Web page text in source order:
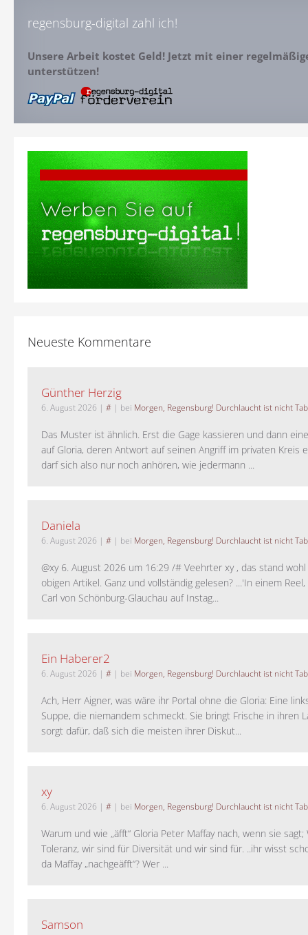
regensburg-digital zahl ich!
Unsere Arbeit kostet Geld! Jetzt mit einer
unterstützen!
Neueste Kommentare
Günther Herzig
6. August 2026 | # | bei Morgen, Regensburg! Durchlaucht ist nicht
Das Muster ist ähnlich. Erst die Gage kassieren und dann
auf Gloria, deren Antwort auf seinen Angriff im privaten Kreis
darf sich also nur noch anhören, wie jedermann ...
Daniela
6. August 2026 | # | bei Morgen, Regensburg! Durchlaucht ist nicht
@xy 6. August 2026 um 16:29 /# Veehrter xy , das stand
obigen Artikel. Ganz und vollständig gelesen? ...'In einem
Carl von Schönburg-Glauchau auf Instag...
Ein Haberer2
6. August 2026 | # | bei Morgen, Regensburg! Durchlaucht ist nicht
Ach, Herr Aigner, was wäre ihr Portal ohne die Gloria: Eine
Suppe, die niemandem schmeckt. Sie bringt Frische in ihren
sorgt dafür, daß sich die meisten ihrer Diskut...
xy
6. August 2026 | # | bei Morgen, Regensburg! Durchlaucht ist nicht
Warum und wie „äfft“ Gloria Peter Maffay nach, wenn sie
Toleranz, wir sind für Diversität und wir sind für. ..ihr wisst
da Maffay „nachgeäfft“? Wer ...
Samson